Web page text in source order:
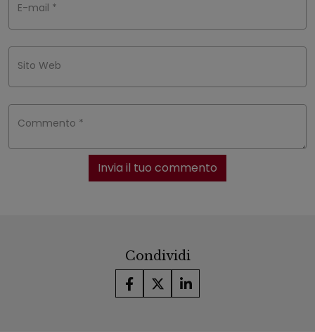
E-mail *
Sito Web
Commento *
Invia il tuo commento
Condividi